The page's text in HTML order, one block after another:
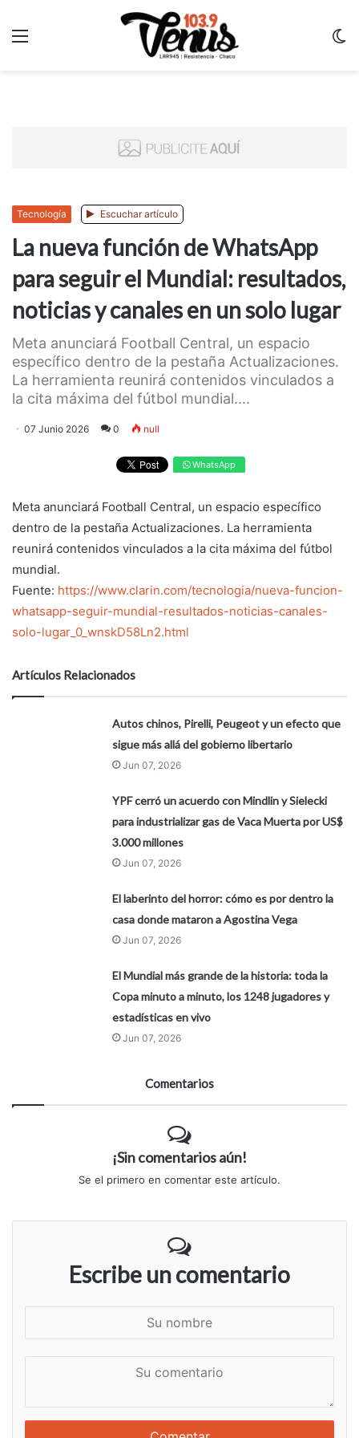
Tecnología Escuchar artículo
La nueva función de WhatsApp
para seguir el Mundial: resultados,
noticias y canales en un solo lugar
Meta anunciará Football Central, un espacio
específico dentro de la pestaña Actualizaciones.
La herramienta reunirá contenidos vinculados a
la cita máxima del fútbol mundial....
07 Junio 2026 0 null
WhatsApp
Meta anunciará Football Central, un espacio específico
dentro de la pestaña Actualizaciones. La herramienta
reunirá contenidos vinculados a la cita máxima del fútbol
mundial.
Fuente: https://www.clarin.com/tecnologia/nueva-funcion-
whatsapp-seguir-mundial-resultados-noticias-canales-
solo-lugar_0_wnskD58Ln2.html
Artículos Relacionados
Autos chinos, Pirelli, Peugeot y un efecto que
sigue más allá del gobierno libertario
Jun 07, 2026
YPF cerró un acuerdo con Mindlin y Sielecki
para industrializar gas de Vaca Muerta por US$
3.000 millones
Jun 07, 2026
El laberinto del horror: cómo es por dentro la
casa donde mataron a Agostina Vega
Jun 07, 2026
El Mundial más grande de la historia: toda la
Copa minuto a minuto, los 1248 jugadores y
estadísticas en vivo
Jun 07, 2026
Comentarios
¡Sin comentarios aún!
Se el primero en comentar este artículo.
Escribe un comentario